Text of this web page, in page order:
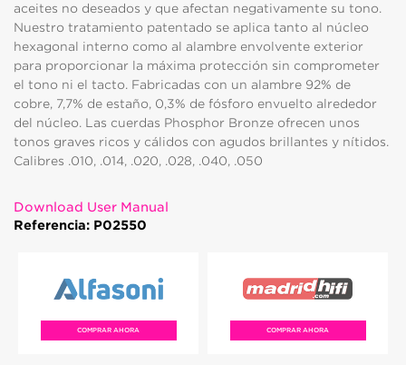
aceites no deseados y que afectan negativamente su tono.
Nuestro tratamiento patentado se aplica tanto al núcleo
hexagonal interno como al alambre envolvente exterior
para proporcionar la máxima protección sin comprometer
el tono ni el tacto. Fabricadas con un alambre 92% de
cobre, 7,7% de estaño, 0,3% de fósforo envuelto alrededor
del núcleo. Las cuerdas Phosphor Bronze ofrecen unos
tonos graves ricos y cálidos con agudos brillantes y nítidos.
Calibres .010, .014, .020, .028, .040, .050
Download User Manual
Referencia: P02550
COMPRAR AHORA COMPRAR AHORA